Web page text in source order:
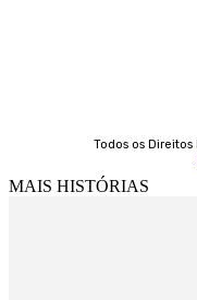
Todos os
MAIS HISTÓRIAS